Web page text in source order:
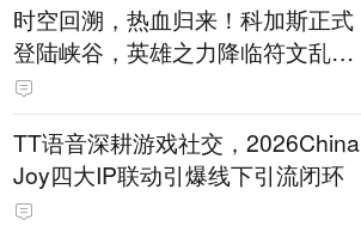
时空回溯，热血归来！科加斯正式
登陆峡谷，英雄之力降临符文乱
斗！
TT语音深耕游戏社交，2026China
Joy四大IP联动引爆线下引流闭环